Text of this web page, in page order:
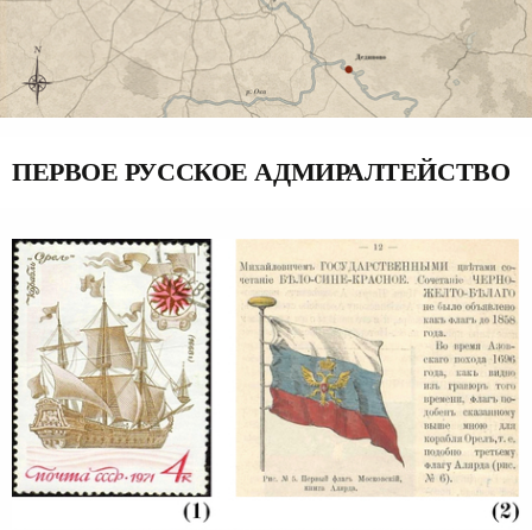
ПЕРВОЕ РУССКОЕ АДМИРАЛТЕЙСТВО